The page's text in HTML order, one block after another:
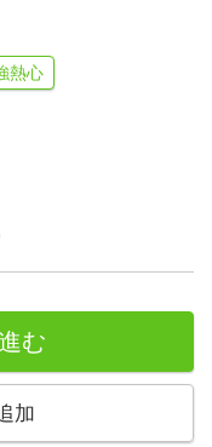
護者が参加すること
」について、等身大
スクや危険性につい
ット上の罠を見抜
ー」を身につけま
策を創る
ビューをするだけで
熱心
む
加